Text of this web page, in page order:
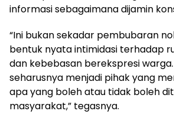
informasi sebagaimana dijamin
“Ini bukan sekadar pembubaran
bentuk nyata intimidasi terhadap
dan kebebasan berekspresi
seharusnya menjadi pihak yang
apa yang boleh atau tidak boleh
masyarakat,” tegasnya.